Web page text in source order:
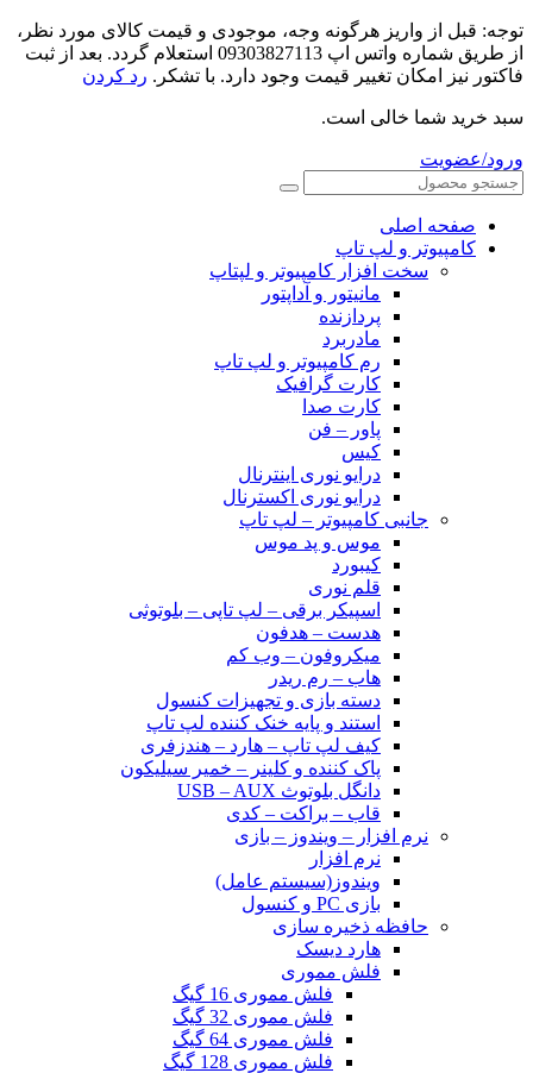
توجه: قبل از واریز هرگونه وجه، موجودی و قیمت کالای مورد نظر،
از طریق شماره واتس اپ 09303827113 استعلام گردد. بعد از ثبت
فاکتور نیز امکان تغییر قیمت وجود دارد. با تشکر. رد کردن
سبد خرید شما خالی است.
ورود/عضویت
صفحه اصلی
کامپیوتر و‌‌‌‌‌ لپ تاپ
سخت افزار کامپیوتر و لپتاپ
مانیتور و آداپتور
پردازنده
مادربرد
رم کامپیوتر و لپ تاپ
کارت گرافیک
کارت صدا
پاور – فن
کیس
درایو نوری اینترنال
درایو نوری اکسترنال
جانبی کامپیوتر – لپ تاپ
موس و پد موس
کیبورد
قلم نوری
اسپیکر برقی – لپ تاپی – بلوتوثی
هدست – هدفون
میکروفون – وب کم
هاب – رم ریدر
دسته بازی و تجهیزات کنسول
استند و پایه خنک کننده لپ تاپ
کیف لپ تاپ – هارد – هندزفری
پاک کننده و کلینر – خمیر سیلیکون
دانگل بلوتوث USB – AUX
قاب – براکت – کدی
نرم افزار – ویندوز – بازی
نرم افزار
ویندوز(سیستم عامل)
بازی PC و کنسول
حافظه ذخیره سازی
هارد دیسک
فلش مموری
فلش مموری 16 گیگ
فلش مموری 32 گیگ
فلش مموری 64 گیگ
فلش مموری 128 گیگ